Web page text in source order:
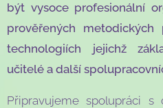
být vysoce profesionální
prověřených metodických
technologiích jejichž
učitelé a další
Připravujeme spolupráci s